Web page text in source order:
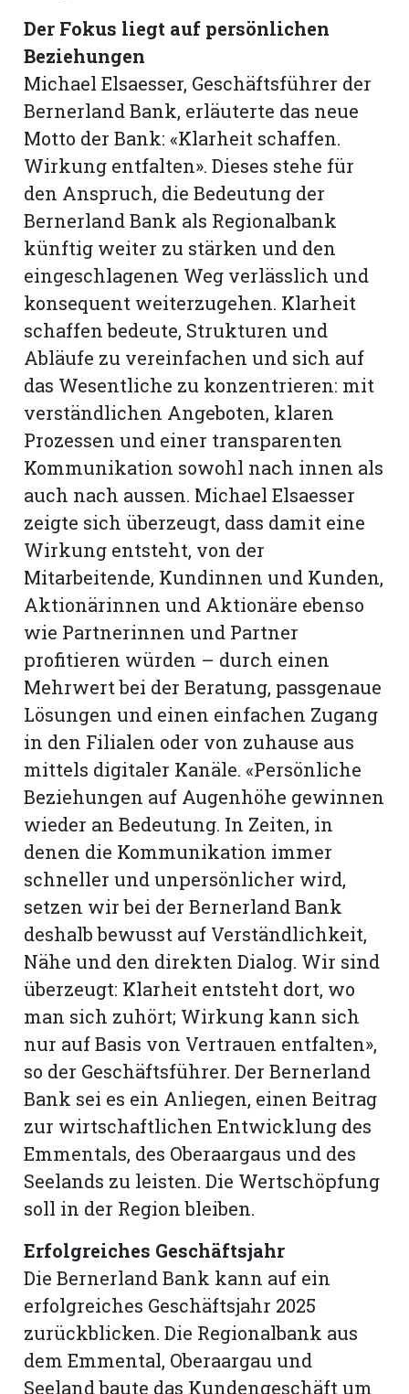
Der Fokus liegt auf persönlichen
Beziehungen
Michael Elsaesser, Geschäftsführer der
Bernerland Bank, erläuterte das neue
Motto der Bank: «Klarheit schaffen.
Wirkung entfalten». Dieses stehe für
den Anspruch, die Bedeutung der
Bernerland Bank als Regionalbank
künftig weiter zu stärken und den
eingeschlagenen Weg verlässlich und
konsequent weiterzugehen. Klarheit
schaffen bedeute, Strukturen und
Abläufe zu vereinfachen und sich auf
das Wesentliche zu konzentrieren: mit
verständlichen Angeboten, klaren
Prozessen und einer transparenten
Kommunikation sowohl nach innen als
auch nach aussen. Michael Elsaesser
zeigte sich überzeugt, dass damit eine
Wirkung entsteht, von der
Mitarbeitende, Kundinnen und Kunden,
Aktionärinnen und Aktionäre ebenso
wie Partnerinnen und Partner
profitieren würden – durch einen
Mehrwert bei der Beratung, passgenaue
Lösungen und einen einfachen Zugang
in den Filialen oder von zuhause aus
mittels digitaler Kanäle. «Persönliche
Beziehungen auf Augenhöhe gewinnen
wieder an Bedeutung. In Zeiten, in
denen die Kommunikation immer
schneller und unpersönlicher wird,
setzen wir bei der Bernerland Bank
deshalb bewusst auf Verständlichkeit,
Nähe und den direkten Dialog. Wir sind
überzeugt: Klarheit entsteht dort, wo
man sich zuhört; Wirkung kann sich
nur auf Basis von Vertrauen entfalten»,
so der Geschäftsführer. Der Bernerland
Bank sei es ein Anliegen, einen Beitrag
zur wirtschaftlichen Entwicklung des
Emmentals, des Oberaargaus und des
Seelands zu leisten. Die Wertschöpfung
soll in der Region bleiben.
Erfolgreiches Geschäftsjahr
Die Bernerland Bank kann auf ein
erfolgreiches Geschäftsjahr 2025
zurückblicken. Die Regionalbank aus
dem Emmental, Oberaargau und
Seeland baute das Kundengeschäft um